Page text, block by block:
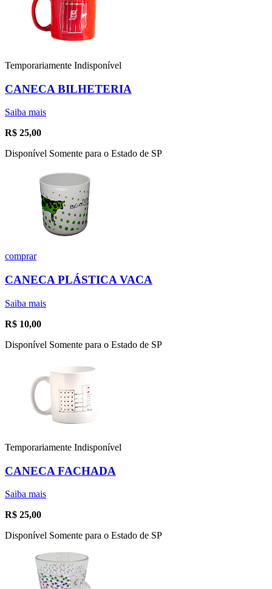
Temporariamente Indisponível
CANECA BILHETERIA
Saiba mais
R$ 25,00
Disponível Somente para o Estado de SP
comprar
CANECA PLÁSTICA VACA
Saiba mais
R$ 10,00
Disponível Somente para o Estado de SP
Temporariamente Indisponível
CANECA FACHADA
Saiba mais
R$ 25,00
Disponível Somente para o Estado de SP